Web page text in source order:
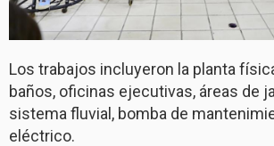
Los trabajos incluyeron la planta
baños, oficinas ejecutivas, áreas de
sistema fluvial, bomba de
eléctrico.